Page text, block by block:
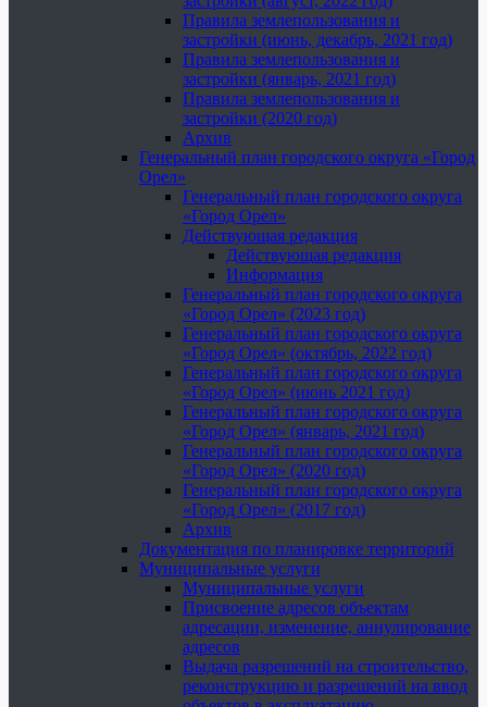
Правила землепользования и
застройки (июнь, декабрь, 2021 год)
Правила землепользования и
застройки (январь, 2021 год)
Правила землепользования и
застройки (2020 год)
Архив
Генеральный план городского округа «Город
Орел»
Генеральный план городского округа
«Город Орел»
Действующая редакция
Действующая редакция
Информация
Генеральный план городского округа
«Город Орел» (2023 год)
Генеральный план городского округа
«Город Орел» (октябрь, 2022 год)
Генеральный план городского округа
«Город Орел» (июнь 2021 год)
Генеральный план городского округа
«Город Орел» (январь, 2021 год)
Генеральный план городского округа
«Город Орел» (2020 год)
Генеральный план городского округа
«Город Орел» (2017 год)
Архив
Документация по планировке территорий
Муниципальные услуги
Муниципальные услуги
Присвоение адресов объектам
адресации, изменение, аннулирование
адресов
Выдача разрешений на строительство,
реконструкцию и разрешений на ввод